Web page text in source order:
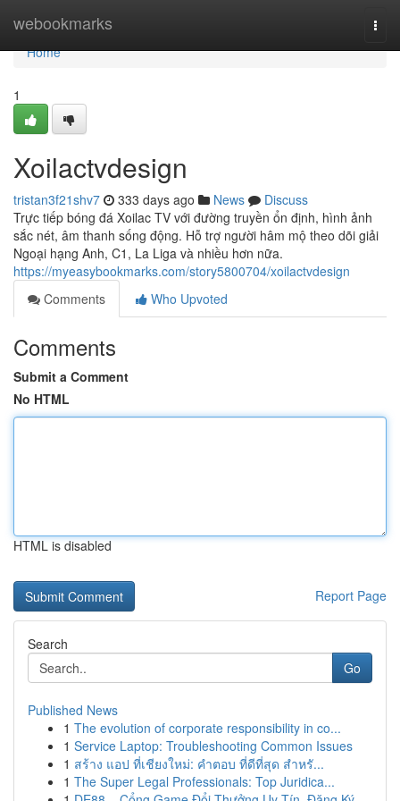
webookmarks
Home
Home
1
Xoilactvdesign
tristan3f21shv7 333 days ago News
Discuss
Trực tiếp bóng đá Xoilac TV với đường truyền ổn định, hình ảnh
sắc nét, âm thanh sống động. Hỗ trợ người hâm mộ theo dõi giải
Ngoại hạng Anh, C1, La Liga và nhiều hơn nữa.
https://myeasybookmarks.com/story5800704/xoilactvdesign
Comments
Who Upvoted
Comments
Submit a Comment
No HTML
HTML is disabled
Report Page
Search
Go
Published News
1 The evolution of corporate responsibility in co...
1 Service Laptop: Troubleshooting Common Issues
1 สร้าง แอป ที่เชียงใหม่: คำตอบ ที่ดีที่สุด สำหรั...
1 The Super Legal Professionals: Top Juridica...